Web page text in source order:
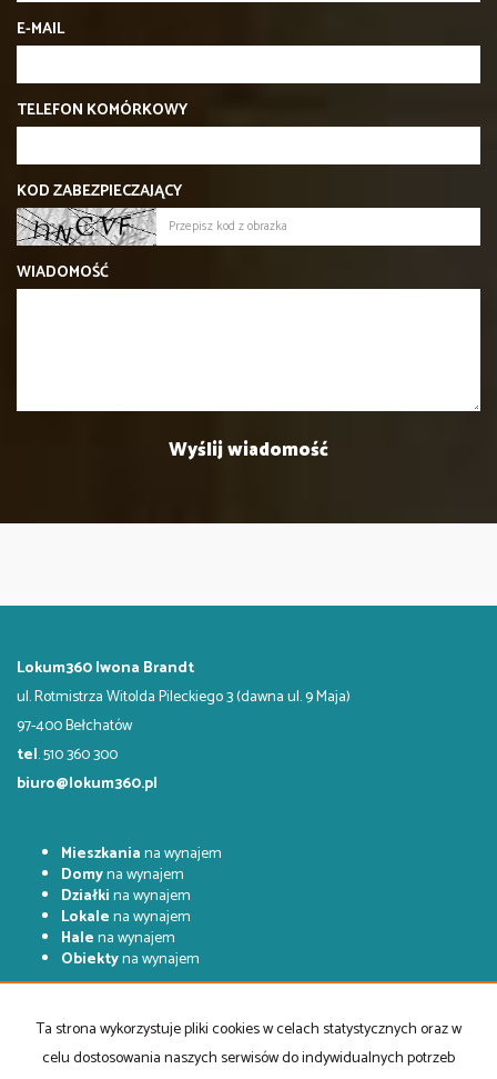
E-MAIL
TELEFON KOMÓRKOWY
KOD ZABEZPIECZAJĄCY
WIADOMOŚĆ
Lokum360 Iwona Brandt
ul. Rotmistrza Witolda Pileckiego 3 (dawna ul. 9 Maja)
97-400 Bełchatów
tel. 510 360 300
biuro@lokum360.pl
Mieszkaniana wynajem
Domyna wynajem
Działkina wynajem
Lokalena wynajem
Halena wynajem
Obiektyna wynajem
Domy
na sprzedaż
Działkina sprzedaż
Lokalena sprzedaż
Ta strona wykorzystuje pliki cookies w celach statystycznych oraz w
celu dostosowania naszych serwisów do indywidualnych potrzeb